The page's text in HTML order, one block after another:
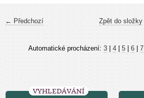
← Předchozí Zpět do složky
Automatické procházení: 3 4 5 6 7
VYHLEDÁVÁNÍ